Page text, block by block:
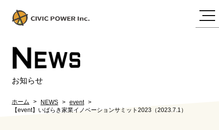
NEWS
お知らせ
ホーム NEWS
event
【event】いばらき家業イノベーションサミット2023（2023.7.1）